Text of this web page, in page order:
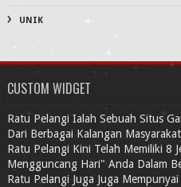
UNIK
CUSTOM WIDGET
Ratu Pelangi Ialah Sebuah Situs
Dari Berbagai Kalangan
Ratu Pelangi Kini Telah Memiliki 8
Mengguncang Hari" Anda Dalam
Ratu Pelangi Juga Juga